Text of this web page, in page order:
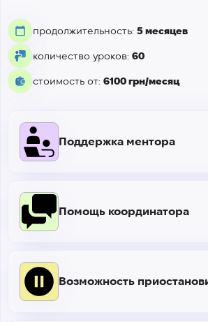
продолжительность: 5 месяцев
количество уроков: 60
стоимость от: 6100 грн/месяц
Поддержка ментора
Помощь координатора
Возможность